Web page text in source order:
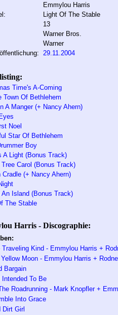
Emmylou Harris
Light Of The Stable
13
Warner Bros.
Warner
29.11.2004
Time's A-Coming
Town Of Bethlehem
A Manger (+ Nancy Ahern)
Noel
Star Of Bethlehem
Boy
A Light (Bonus Track)
Tree Carol (Bonus Track)
Cradle (+ Nancy Ahern)
An Island (Bonus Track)
The Stable
Harris - Discographie:
Traveling Kind - Emmylou Harris +
Moon - Emmylou Harris +
Bargain
To Be
Roadrunning - Mark Knopfler +
Into Grace
Dirt Girl